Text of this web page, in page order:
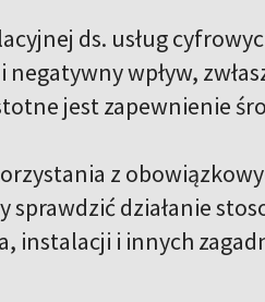
ds. usług
wpływ,
jest zapewnienie
z
sprawdzić działanie
i innych